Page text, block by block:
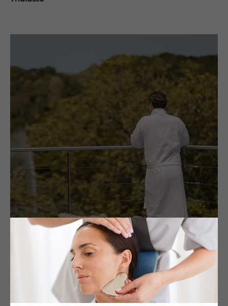
GENVAL, BELGIUM
Martin'Spa by Algotherm